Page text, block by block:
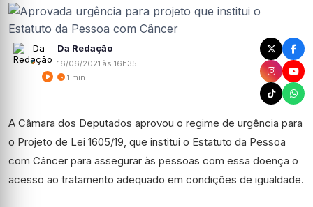
Da Redação
16/06/2021 às 16h35
1 min
A Câmara dos Deputados aprovou o regime de urgência para
o Projeto de Lei 1605/19, que institui o Estatuto da Pessoa
com Câncer para assegurar às pessoas com essa doença o
acesso ao tratamento adequado em condições de igualdade.